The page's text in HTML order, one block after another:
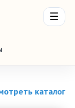
☰
каталог